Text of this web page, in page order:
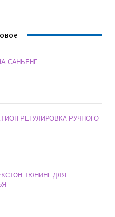
САНЬЕНГ
РЕГУЛИРОВКА РУЧНОГО
ТЮНИНГ ДЛЯ